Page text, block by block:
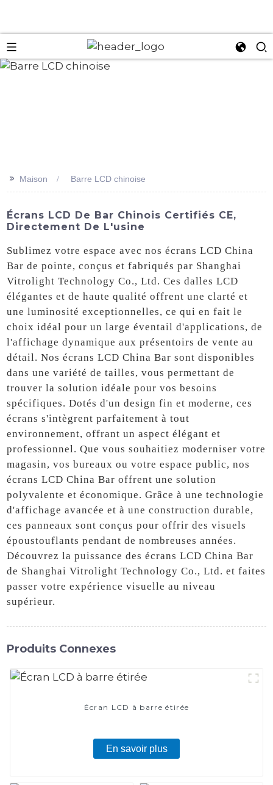
>> Maison Barre LCD chinoise
Écrans LCD De Bar Chinois Certifiés CE,
Directement De L'usine
Sublimez votre espace avec nos écrans LCD China
Bar de pointe, conçus et fabriqués par Shanghai
Vitrolight Technology Co., Ltd. Ces dalles LCD
élégantes et de haute qualité offrent une clarté et
une luminosité exceptionnelles, ce qui en fait le
choix idéal pour un large éventail d'applications, de
l'affichage dynamique aux présentoirs de vente au
détail. Nos écrans LCD China Bar sont disponibles
dans une variété de tailles, vous permettant de
trouver la solution idéale pour vos besoins
spécifiques. Dotés d'un design fin et moderne, ces
écrans s'intègrent parfaitement à tout
environnement, offrant un aspect élégant et
professionnel. Que vous souhaitiez moderniser votre
magasin, vos bureaux ou votre espace public, nos
écrans LCD China Bar offrent une solution
polyvalente et économique. Grâce à une technologie
d'affichage avancée et à une construction durable,
ces panneaux sont conçus pour offrir des visuels
époustouflants pendant de nombreuses années.
Découvrez la puissance des écrans LCD China Bar
de Shanghai Vitrolight Technology Co., Ltd. et faites
passer votre expérience visuelle au niveau
supérieur.
Produits Connexes
Écran LCD à barre étirée
En savoir plus